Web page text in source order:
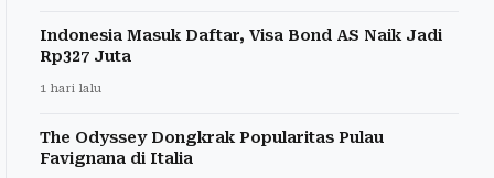
Indonesia Masuk Daftar, Visa Bond AS Naik Jadi
Rp327 Juta
1 hari lalu
The Odyssey Dongkrak Popularitas Pulau
Favignana di Italia